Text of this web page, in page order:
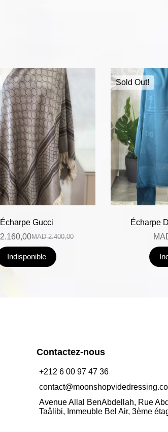
Écharpe Gucci
MAD2.400,00
2.160,00
Indisponible
Sold Out!
Écharpe
Contactez-nous
+212 6 00 97 47 36
Avenue Allal BenAbdellah, Rue
Taâlibi, Immeuble Bel Air, 3ème